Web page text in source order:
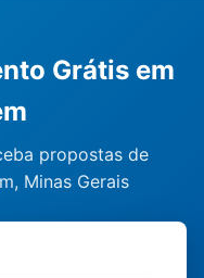
Grátis em
propostas de
Minas Gerais